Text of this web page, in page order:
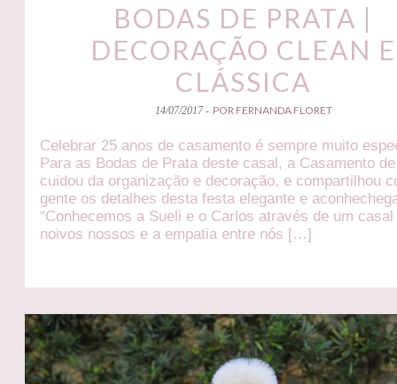
BODAS DE PRATA |
DECORAÇÃO CLEAN E
CLÁSSICA
14/07/2017 - POR FERNANDA FLORET
Celebrar 25 anos de casamento é sempre muito
Para as Bodas de Prata deste casal, a Casamento
cuidou da organização e decoração, e compartilhou
gente os detalhes desta festa elegante e
“Conhecemos a Sueli e o Carlos através de um casal
noivos nossos e a empatia entre nós […]